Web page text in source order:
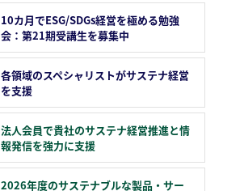
10カ月でESG/SDGs経営を極める勉強
会：第21期受講生を募集中
各領域のスペシャリストがサステナ経営
を支援
法人会員で貴社のサステナ経営推進と情
報発信を強力に支援
2026年度のサステナブルな製品・サー